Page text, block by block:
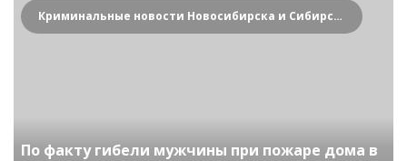
Криминальные новости Новосибирска и Сибирского региона
По факту гибели мужчины при пожаре дома в